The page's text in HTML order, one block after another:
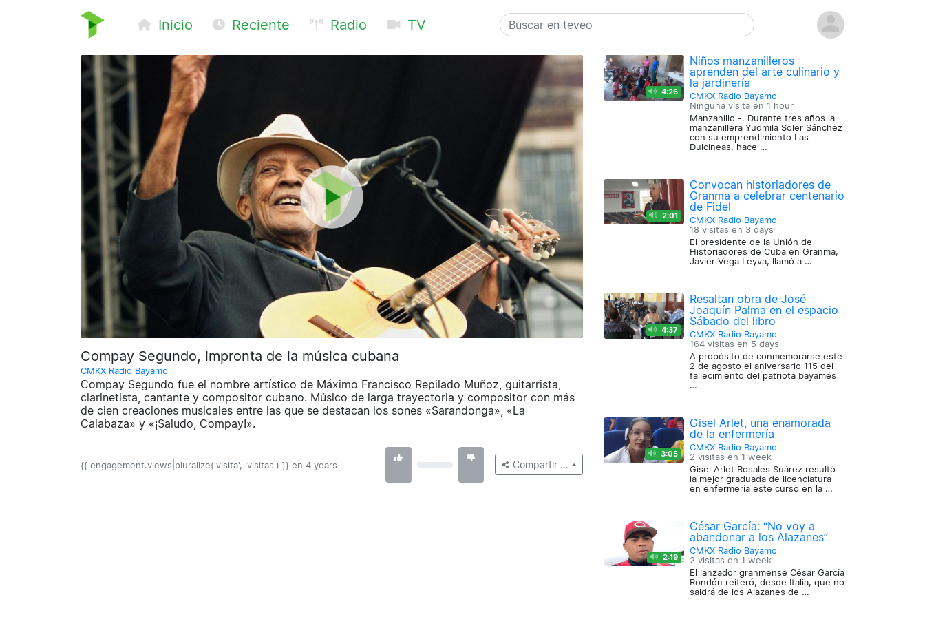
Inicio Reciente Radio TV
Compay Segundo, impronta de la música cubana
CMKX Radio Bayamo
Compay Segundo fue el nombre artístico de Máximo Francisco Repilado Muñoz, guitarrista,
clarinetista, cantante y compositor cubano. Músico de larga trayectoria y compositor con más
de cien creaciones musicales entre las que se destacan los sones «Sarandonga», «La
Calabaza» y «¡Saludo, Compay!».
{{ engagement.views|pluralize('visita', 'visitas') }} en 4 years Compartir …
4:26
Niños manzanilleros
aprenden del arte culinario y
la jardinería
CMKX Radio Bayamo
Ninguna visita en 1 hour
Manzanillo -. Durante tres años la
manzanillera Yudmila Soler Sánchez
con su emprendimiento Las
Dulcineas, hace …
2:01
Convocan historiadores de
Granma a celebrar centenario
de Fidel
CMKX Radio Bayamo
18 visitas en 3 days
El presidente de la Unión de
Historiadores de Cuba en Granma,
Javier Vega Leyva, llamó a …
4:37
Resaltan obra de José
Joaquín Palma en el espacio
Sábado del libro
CMKX Radio Bayamo
164 visitas en 5 days
A propósito de conmemorarse este
2 de agosto el aniversario 115 del
fallecimiento del patriota bayamés
…
3:05
Gisel Arlet, una enamorada
de la enfermería
CMKX Radio Bayamo
2 visitas en 1 week
Gisel Arlet Rosales Suárez resultó
la mejor graduada de licenciatura
en enfermería este curso en la …
2:19
César García: “No voy a
abandonar a los Alazanes”
CMKX Radio Bayamo
2 visitas en 1 week
El lanzador granmense César García
Rondón reiteró, desde Italia, que no
saldrá de los Alazanes de …